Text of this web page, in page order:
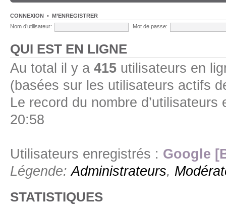
CONNEXION • M’ENREGISTRER
Nom d’utilisateur:
Mot de passe:
QUI EST EN LIGNE
Au total il y a 415 utilisateurs en
(basées sur les utilisateurs actifs
Le record du nombre
20:58
Utilisateurs enregistrés : Google
Légende:Administrateurs,
STATISTIQUES